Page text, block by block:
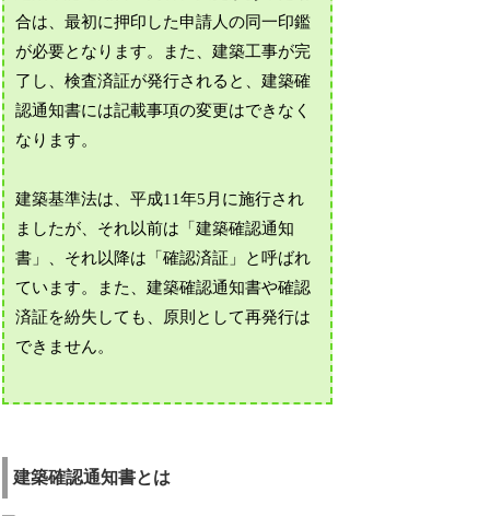
合は、最初に押印した申請人の同一印鑑
が必要となります。また、建築工事が完
了し、検査済証が発行されると、建築確
認通知書には記載事項の変更はできなく
なります。
建築基準法は、平成11年5月に施行され
ましたが、それ以前は「建築確認通知
書」、それ以降は「確認済証」と呼ばれ
ています。また、建築確認通知書や確認
済証を紛失しても、原則として再発行は
できません。
建築確認通知書とは